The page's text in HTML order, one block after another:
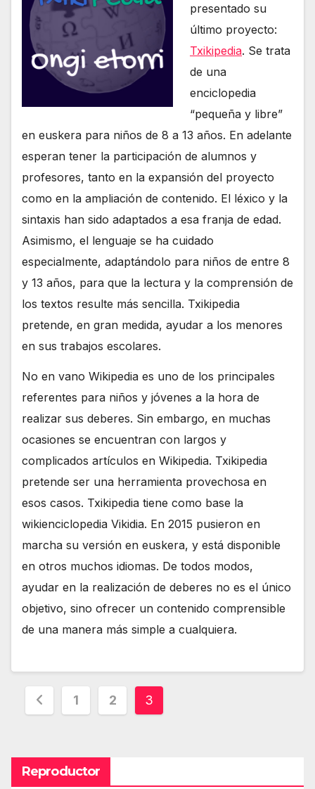
presentado su
último proyecto:
Txikipedia. Se trata
de una
enciclopedia
“pequeña y libre”
en euskera para niños de 8 a 13 años. En adelante
esperan tener la participación de alumnos y
profesores, tanto en la expansión del proyecto
como en la ampliación de contenido. El léxico y la
sintaxis han sido adaptados a esa franja de edad.
Asimismo, el lenguaje se ha cuidado
especialmente, adaptándolo para niños de entre 8
y 13 años, para que la lectura y la comprensión de
los textos resulte más sencilla. Txikipedia
pretende, en gran medida, ayudar a los menores
en sus trabajos escolares.
No en vano Wikipedia es uno de los principales
referentes para niños y jóvenes a la hora de
realizar sus deberes. Sin embargo, en muchas
ocasiones se encuentran con largos y
complicados artículos en Wikipedia. Txikipedia
pretende ser una herramienta provechosa en
esos casos. Txikipedia tiene como base la
wikienciclopedia Vikidia. En 2015 pusieron en
marcha su versión en euskera, y está disponible
en otros muchos idiomas. De todos modos,
ayudar en la realización de deberes no es el único
objetivo, sino ofrecer un contenido comprensible
de una manera más simple a cualquiera.
Paginación
entradas
1 2 3
Reproductor